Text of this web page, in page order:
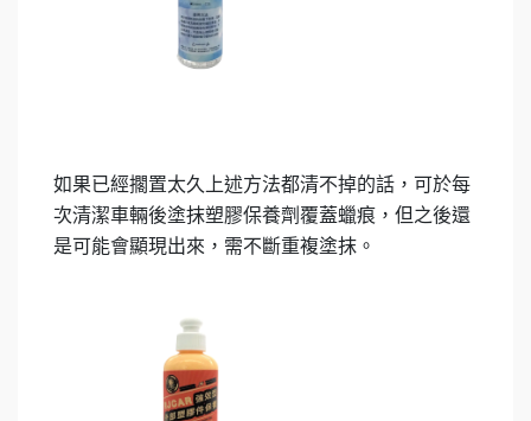
如果已經擱置太久上述方法都清不掉的話，可於每
次清潔車輛後塗抹塑膠保養劑覆蓋蠟痕，但之後還
是可能會顯現出來，需不斷重複塗抹。